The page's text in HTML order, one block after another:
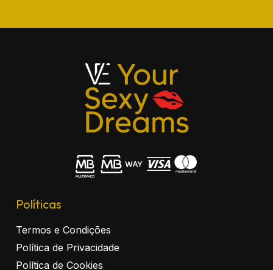
Políticas
Termos e Condições
Política de Privacidade
Política de Cookies